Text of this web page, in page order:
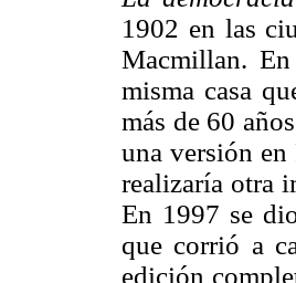
1902 en las
Macmillan.
misma casa
más de 60
una versión en
realizaría otra
En 1997 se
que corrió a
edición